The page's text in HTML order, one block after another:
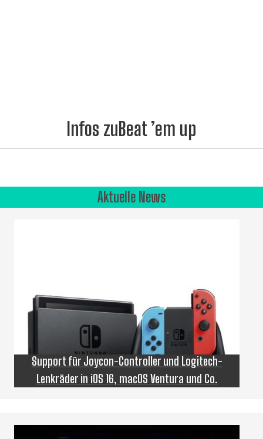
Infos zuBeat ’em up
Aktuelle News
Support für Joycon-Controller und Logitech-
Lenkräder in iOS 16, macOS Ventura und Co.